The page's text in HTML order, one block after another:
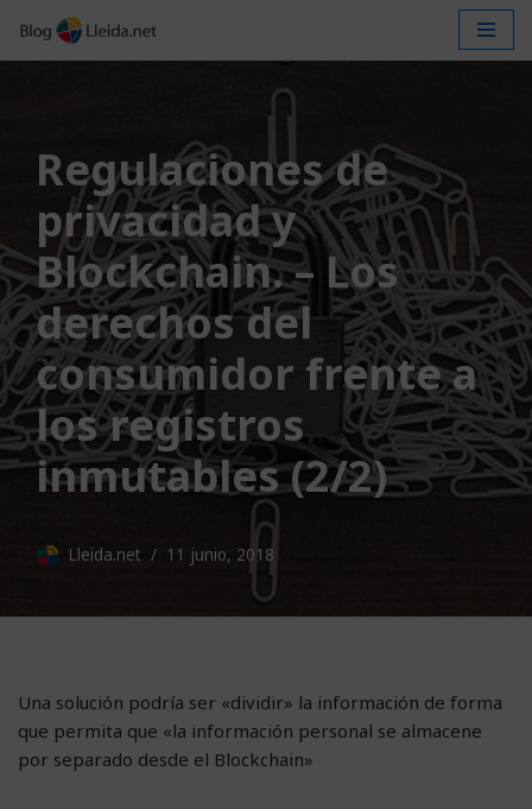
Saltar
Regulaciones de
privacidad y
Blockchain. – Los
derechos del
consumidor frente a
los registros
inmutables (2/2)
Lleida.net 11 junio, 2018
Una solución podría ser «dividir» la información de forma
que permita que «la información personal se almacene
por separado desde el Blockchain»